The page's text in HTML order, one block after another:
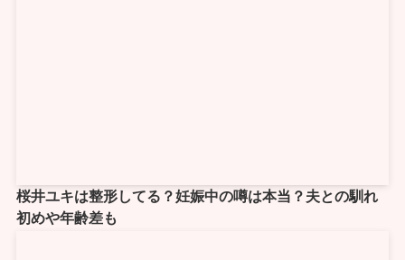
桜井ユキは整形してる？妊娠中の噂は本当？夫との馴れ
初めや年齢差も